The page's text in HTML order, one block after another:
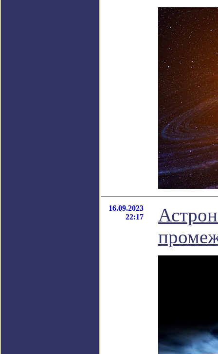
16.09.2023
22:17